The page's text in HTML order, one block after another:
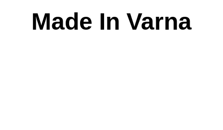
Made In Varna